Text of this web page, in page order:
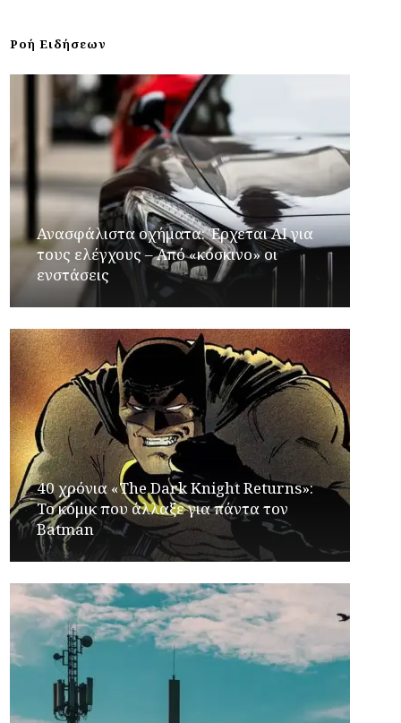
Ροή Ειδήσεων
Ανασφάλιστα οχήματα: Έρχεται ΑΙ για
τους ελέγχους – Από «κόσκινο» οι
ενστάσεις
40 χρόνια «The Dark Knight Returns»:
Το κόμικ που άλλαξε για πάντα τον
Batman